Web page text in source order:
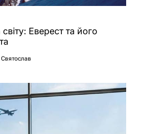
Еверест та його